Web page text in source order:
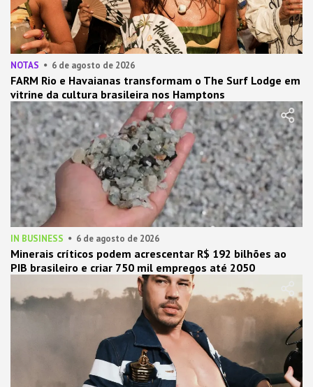
NOTAS 6 de agosto de 2026
FARM Rio e Havaianas transformam o The Surf Lodge em
vitrine da cultura brasileira nos Hamptons
IN BUSINESS 6 de agosto de 2026
Minerais críticos podem acrescentar R$ 192 bilhões ao
PIB brasileiro e criar 750 mil empregos até 2050